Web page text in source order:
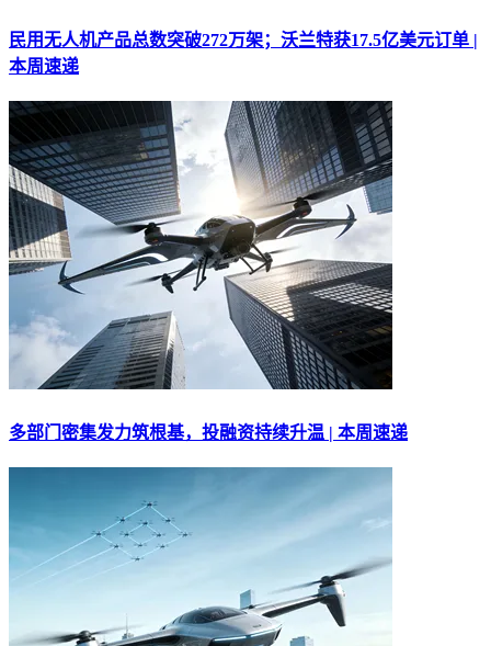
民用无人机产品总数突破272万架；沃兰特获17.5亿美元订单 |
本周速递
多部门密集发力筑根基，投融资持续升温 | 本周速递